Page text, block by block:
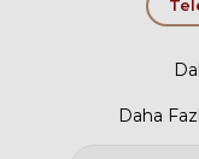
Daha